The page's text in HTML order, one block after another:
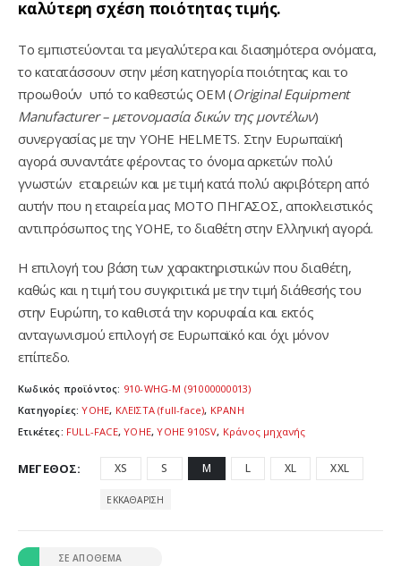
καλύτερη σχέση ποιότητας τιμής.
Το εμπιστεύονται τα μεγαλύτερα και διασημότερα ονόματα,
το κατατάσσουν στην μέση κατηγορία ποιότητας και το
προωθούν υπό το καθεστώς ΟΕΜ (Original Equipment
Manufacturer– μετονομασία δικών της μοντέλων)
συνεργασίας με την YOHE HELMETS. Στην Ευρωπαϊκή
αγορά συναντάτε φέροντας το όνομα αρκετών πολύ
γνωστών εταιρειών και με τιμή κατά πολύ ακριβότερη από
αυτήν που η εταιρεία μας ΜΟΤΟ ΠΗΓΑΣΟΣ, αποκλειστικός
αντιπρόσωπος της YOHE, το διαθέτη στην Ελληνική αγορά.
Η επιλογή του βάση των χαρακτηριστικών που διαθέτη,
καθώς και η τιμή του συγκριτικά με την τιμή διάθεσής του
στην Ευρώπη, το καθιστά την κορυφαία και εκτός
ανταγωνισμού επιλογή σε Ευρωπαϊκό και όχι μόνον
επίπεδο.
Κωδικός προϊόντος: 910-WHG-M (91000000013)
Κατηγορίες:YOHE, ΚΛΕΙΣΤΑ (full-face), ΚΡΑΝΗ
Ετικέτες: FULL-FACE,YOHE,YOHE 910SV, Κράνος μηχανής
ΜΈΓΕΘΟΣ XS S M L XL XXL
ΕΚΚΑΘΆΡΙΣΗ
ΣΕ ΑΠΌΘΕΜΑ